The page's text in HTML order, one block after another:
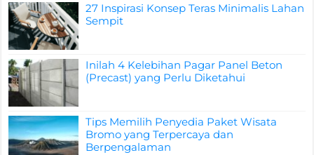
27 Inspirasi Konsep Teras Minimalis Lahan
Sempit
Inilah 4 Kelebihan Pagar Panel Beton
(Precast) yang Perlu Diketahui
Tips Memilih Penyedia Paket Wisata
Bromo yang Terpercaya dan
Berpengalaman